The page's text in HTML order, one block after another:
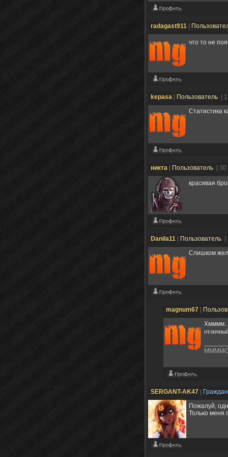
radagast911
что то не
kepasa Пользователь
|
Статистика
никта Пользователь |
красивая
Danila11 Пользователь
Слишком
magnum67
SERGANT-AK47
Пожалуй,
Только меня